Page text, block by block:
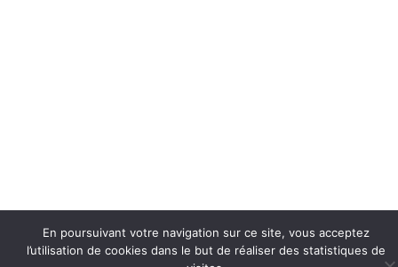
En poursuivant votre navigation sur ce site, vous acceptez
l’utilisation de cookies dans le but de réaliser des statistiques de